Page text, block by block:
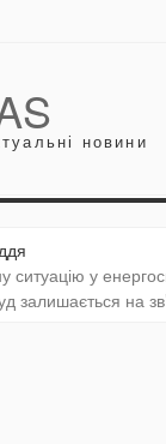
новини
ситуацію у
залишається на